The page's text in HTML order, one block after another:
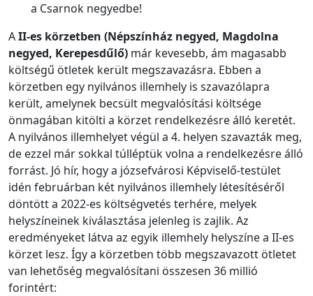
a Csarnok negyedbe!
AII-es körzetben (Népszínház negyed, Magdolna
negyed, Kerepesdűlő) már kevesebb, ám magasabb
költségű ötletek került megszavazásra. Ebben a
körzetben egy nyilvános illemhely is szavazólapra
került, amelynek becsült megvalósítási költsége
önmagában kitölti a körzet rendelkezésre álló keretét.
A nyilvános illemhelyet végül a 4. helyen szavazták meg,
de ezzel már sokkal túlléptük volna a rendelkezésre álló
forrást. Jó hír, hogy a józsefvárosi Képviselő-testület
idén februárban két nyilvános illemhely létesítéséről
döntött a 2022-es költségvetés terhére, melyek
helyszíneinek kiválasztása jelenleg is zajlik. Az
eredményeket látva az egyik illemhely helyszíne a II-es
körzet lesz. Így a körzetben több megszavazott ötletet
van lehetőség megvalósítani összesen 36 millió
forintért: